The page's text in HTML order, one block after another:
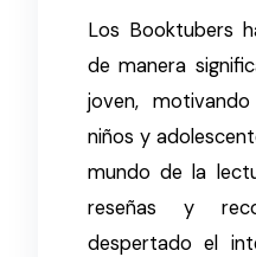
Los Booktubers
de manera
joven,
niños y
mundo de la
reseñas y
despertado el